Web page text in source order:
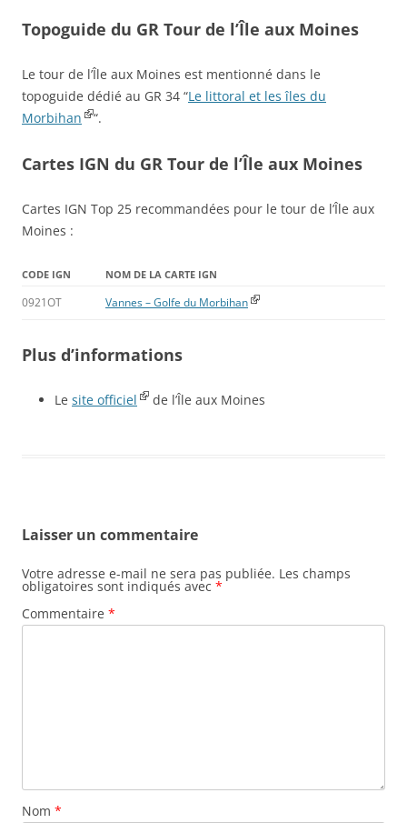
Topoguide du GR Tour de l’Île aux Moines
Le tour de l’Île aux Moines est mentionné dans le
topoguide dédié au GR 34 “Le littoral et les îles du
Morbihan
“.
Cartes IGN du GR Tour de l’Île aux Moines
Cartes IGN Top 25 recommandées pour le tour de l’Île aux
Moines :
CODE IGN NOM DE LA CARTE IGN
0921OT Vannes – Golfe du Morbihan
Plus d’informations
Le site officiel de l’Île aux Moines
Laisser un commentaire
Votre adresse e-mail ne sera pas publiée. Les champs
obligatoires sont indiqués avec *
Commentaire *
Nom *